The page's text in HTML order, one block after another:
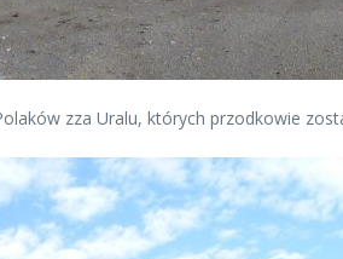
zza Uralu, których przodkowie